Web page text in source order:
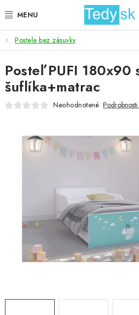
na
BICYKLE
ZÁHRADA
DOMÁCNOSŤ
DETSKÉ POSTELE
AKCIOVÝ TOVAR
GALÉRIA OD ZÁKAZNÍKOV
Dopravné a platobné podmienky
Postele bez zásuvky
Posteľ PUFI 180x90
šuflíka+matrac
Neohodnotené